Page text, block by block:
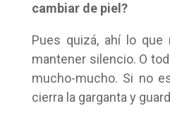
cambiar de piel?
Pues quizá, ahí lo
mantener silencio. O
mucho-mucho. Si no
cierra la garganta y